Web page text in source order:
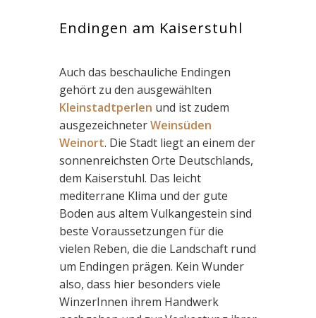
Endingen am Kaiserstuhl
Auch das beschauliche Endingen
gehört zu den ausgewählten
Kleinstadtperlen und ist zudem
ausgezeichneterWeinsüden
Weinort. Die Stadt liegt an einem der
sonnenreichsten Orte Deutschlands,
dem Kaiserstuhl. Das leicht
mediterrane Klima und der gute
Boden aus altem Vulkangestein sind
beste Voraussetzungen für die
vielen Reben, die die Landschaft rund
um Endingen prägen. Kein Wunder
also, dass hier besonders viele
WinzerInnen ihrem Handwerk